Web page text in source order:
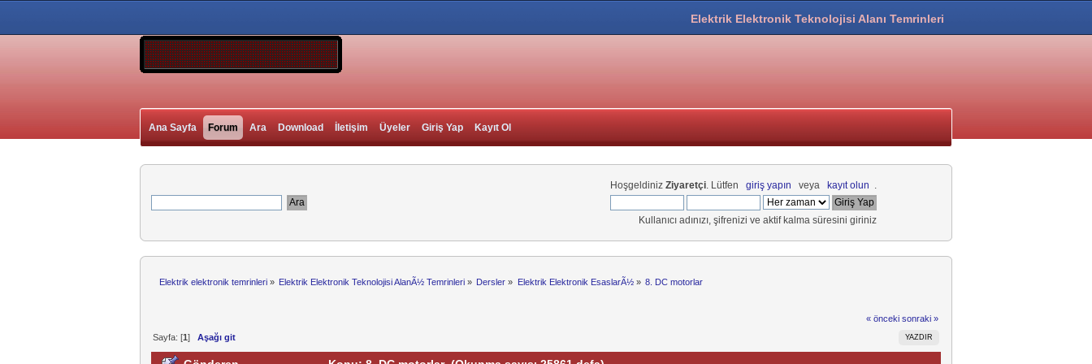
Elektrik Elektronik Teknolojisi Alanı Temrinleri
Ana Sayfa Forum Ara Download İletişim Üyeler Giriş Yap Kayıt Ol
Hoşgeldiniz Ziyaretçi. Lütfen giriş yapın veya kayıt olun .
Kullanıcı adınızı, şifrenizi ve aktif kalma süresini giriniz
Elektrik elektronik temrinleri» Elektrik Elektronik Teknolojisi AlanÃ½ Temrinleri » Dersler » Elektrik Elektronik EsaslarÃ½» 8. DC motorlar
« önceki sonraki »
YAZDIR
Sayfa: [1] Aşağı git